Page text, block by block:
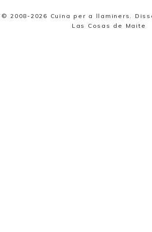
© 2008-2026 Cuina per a llaminers .
Las Cosas de Maite